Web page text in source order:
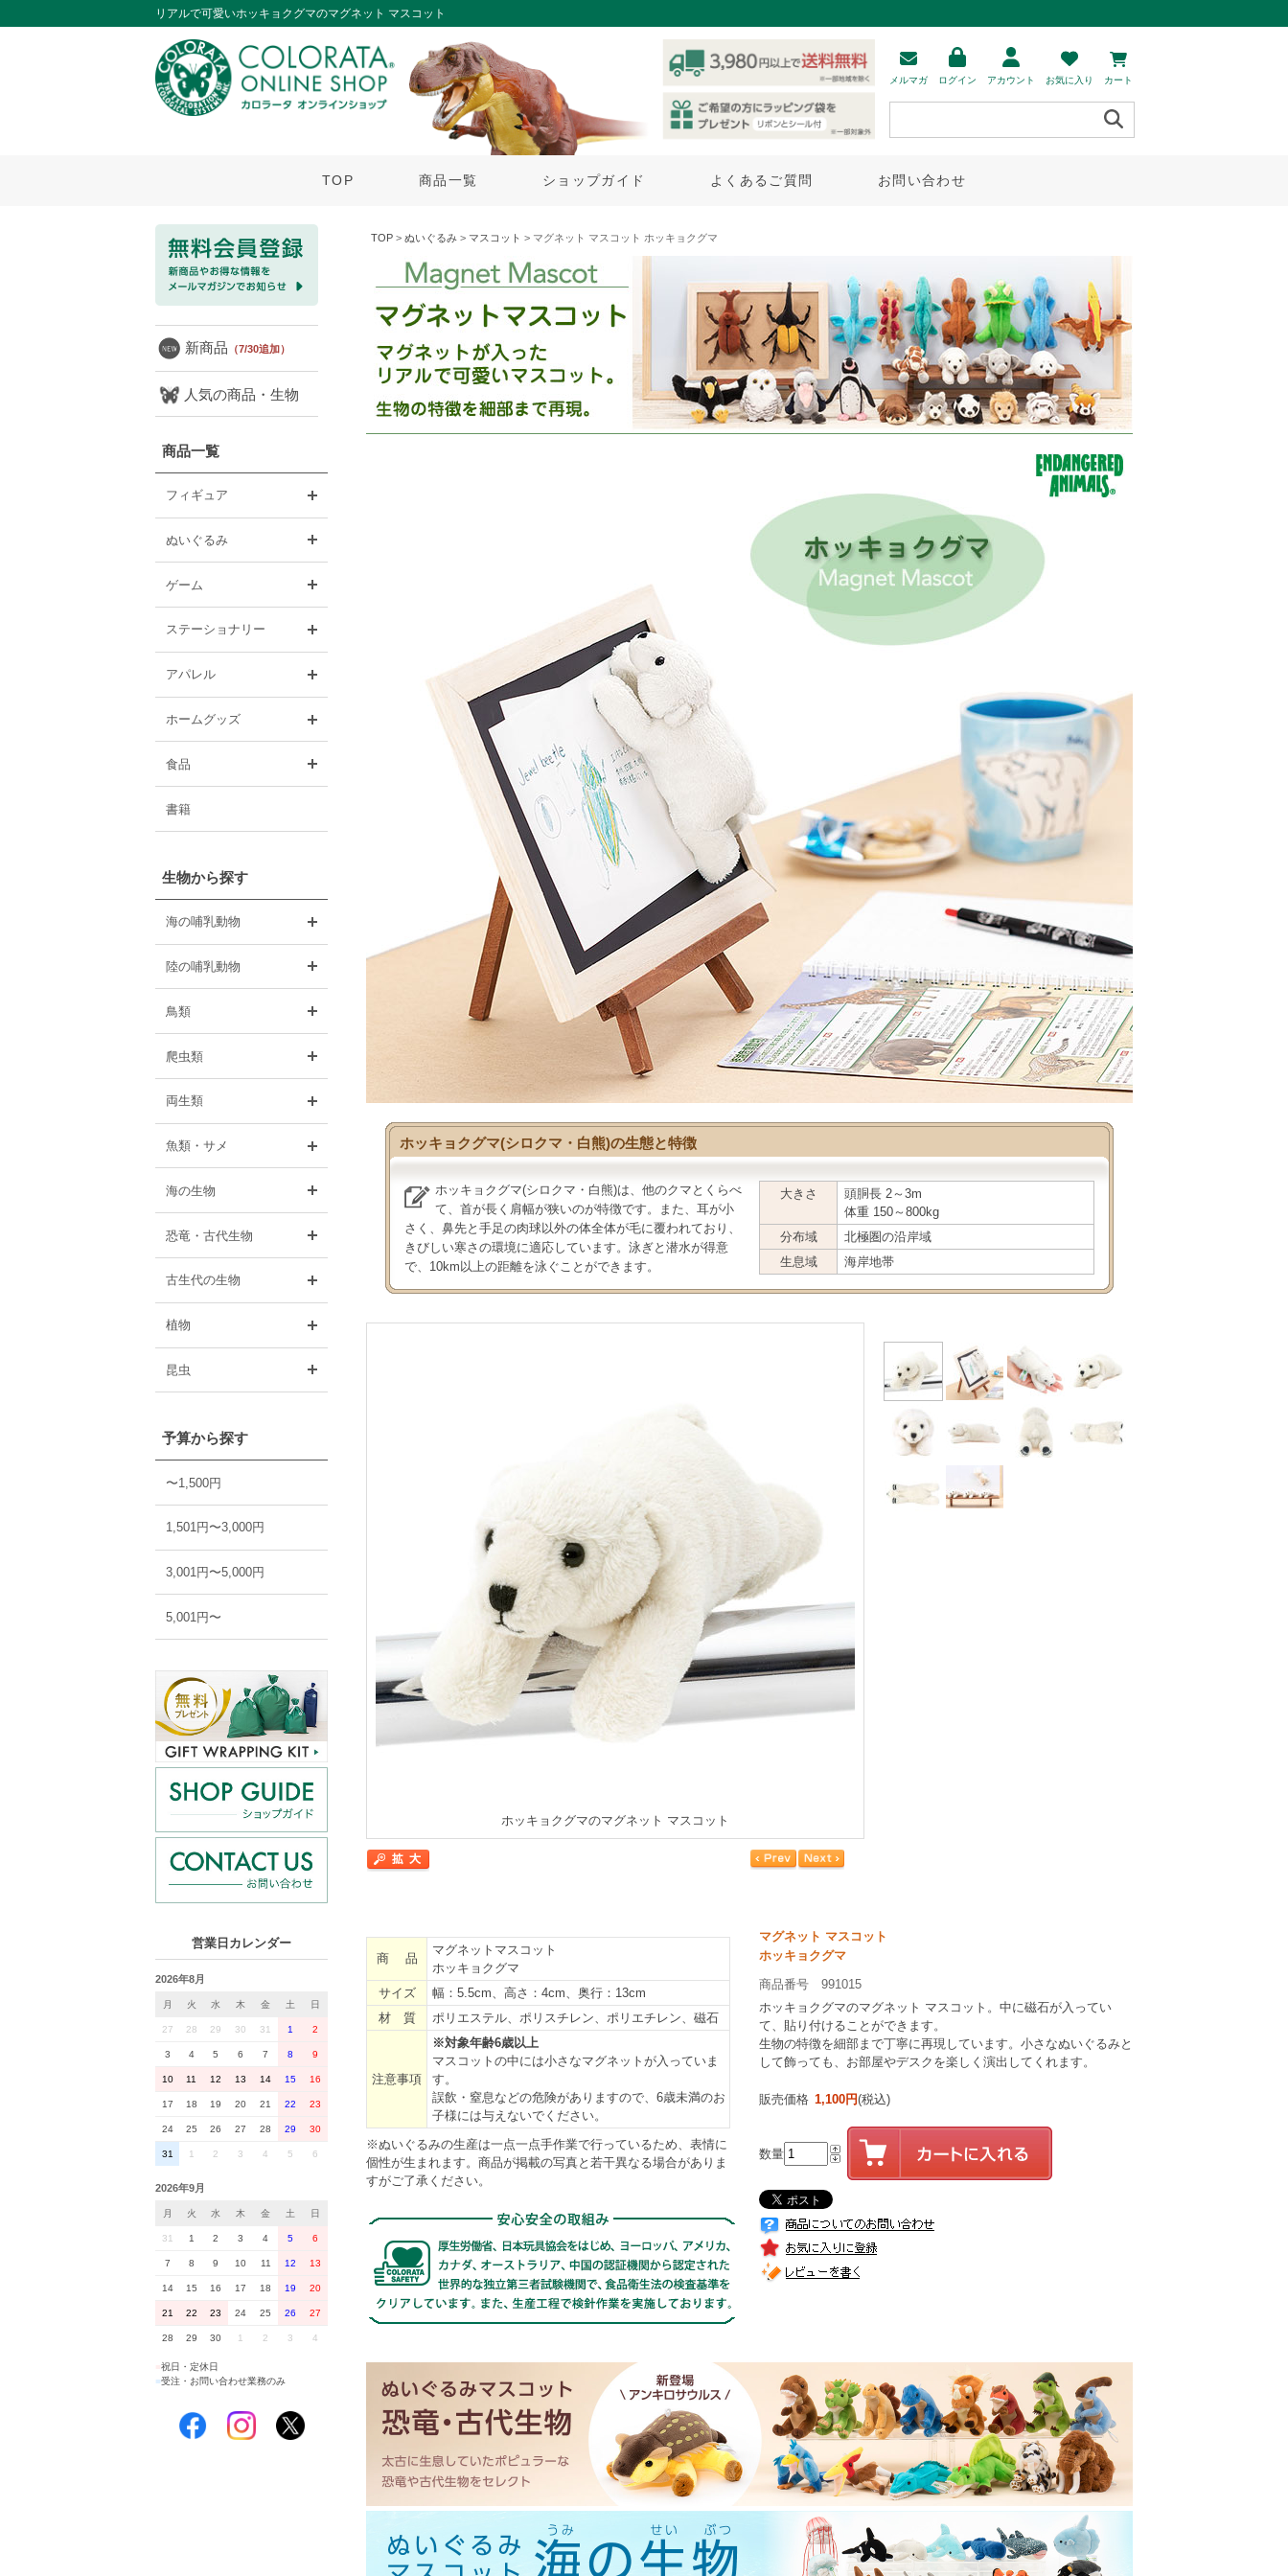
リアルで可愛いホッキョクグマのマグネット マスコット
メルマガ ログイン アカウント お気に入り カート
TOP 商品一覧 ショップガイド よくあるご質問 お問い合わせ
新商品 （7/30追加）
人気の商品・生物
商品一覧
フィギュア
ぬいぐるみ
ゲーム
ステーショナリー
アパレル
ホームグッズ
食品
書籍
生物から探す
海の哺乳動物
陸の哺乳動物
鳥類
爬虫類
両生類
魚類・サメ
海の生物
恐竜・古代生物
古生代の生物
植物
昆虫
予算から探す
〜1,500円
1,501円〜3,000円
3,001円〜5,000円
5,001円〜
営業日カレンダー
2026年8月
月 火 水 木 金 土 日
27 28 29 30 31 1 2
3 4 5 6 7 8 9
10 11 12 13 14 15 16
17 18 19 20 21 22 23
24 25 26 27 28 29 30
31 1 2 3 4 5 6
2026年9月
月 火 水 木 金 土 日
31 1 2 3 4 5 6
7 8 9 10 11 12 13
14 15 16 17 18 19 20
21 22 23 24 25 26 27
28 29 30 1 2 3 4
祝日・定休日
■受注・お問い合わせ業務のみ
TOP > ぬいぐるみ > マスコット > マグネット マスコット ホッキョクグマ
ホッキョクグマ(シロクマ・白熊)の生態と特徴
ホッキョクグマ(シロクマ・白熊)は、他のクマとくらべ
て、首が長く肩幅が狭いのが特徴です。また、耳が小
さく、鼻先と手足の肉球以外の体全体が毛に覆われており、
きびしい寒さの環境に適応しています。泳ぎと潜水が得意
で、10km以上の距離を泳ぐことができます。
大きさ
頭胴長 2～3m
体重 150～800kg
分布域
北極圏の沿岸域
生息域
海岸地帯
ホッキョクグマのマグネット マスコット
商 品
マグネットマスコット
ホッキョクグマ
サイズ
幅：5.5cm、高さ：4cm、奥行：13cm
材 質
ポリエステル、ポリスチレン、ポリエチレン、磁石
注意事項
※対象年齢6歳以上
マスコットの中には小さなマグネットが入っていま
す。
誤飲・窒息などの危険がありますので、6歳未満のお
子様には与えないでください。
※ぬいぐるみの生産は一点一点手作業で行っているため、表情に
個性が生まれます。商品が掲載の写真と若干異なる場合がありま
すがご了承ください。
マグネット マスコット
ホッキョクグマ
商品番号 991015
ホッキョクグマのマグネット マスコット。中に磁石が入ってい
て、貼り付けることができます。
生物の特徴を細部まで丁寧に再現しています。小さなぬいぐるみと
して飾っても、お部屋やデスクを楽しく演出してくれます。
販売価格 1,100円(税込)
数量